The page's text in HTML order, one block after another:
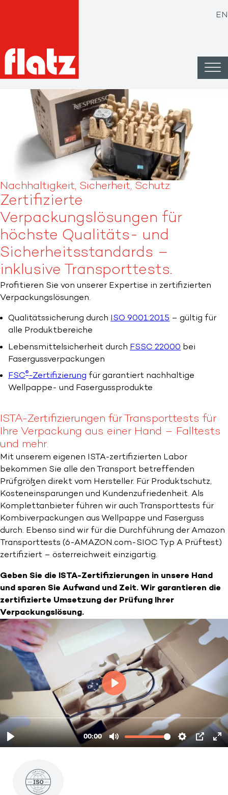
EN
Nachhaltigkeit, Sicherheit, Schutz
Zertifizierte
Verpackungslösungen für
höchste Qualitäts- und
Sicherheitsstandards –
inklusive Transporttests.
Profitieren Sie von unserer Expertise in zertifizierten
Verpackungslösungen.
Qualitätssicherung durchISO 9001:2015– gültig für
alle Produktbereiche
Lebensmittelsicherheit durch FSSC 22000 bei
Fasergussverpackungen
FSC®-Zertifizierung für garantiert nachhaltige
Wellpappe- und Fasergussprodukte
ISTA-Zertifizierungen für Transporttests für
Ihre Verpackung aus einer Hand – Falltests
und mehr.
Mit unserem eigenen ISTA-zertifizierten Labor
bekommen Sie alle den Transport betreffenden
Prüfgrößen direkt vom Hersteller. Für Produktschutz,
Kosteneinsparungen und Kundenzufriedenheit. Als
Komplettanbieter führen wir auch Transporttests für
Kombiverpackungen aus Wellpappe und Faserguss
durch. Ebenso sind wir für die Durchführung der Amazon
Transporttests (6-AMAZON.com-SIOC Typ A Prüftest)
zertifiziert – österreichweit einzigartig.
Geben Sie die ISTA-Zertifizierungen in unsere Hand
und sparen Sie Aufwand und Zeit. Wir garantieren die
zertifizierte Umsetzung der Prüfung Ihrer
Verpackungslösung.